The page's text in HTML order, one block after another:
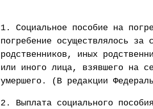
1. Социальное пособие на
погребение осуществлялось за
родственников, иных
или иного лица, взявшего на
умершего. (В редакции
2. Выплата социального